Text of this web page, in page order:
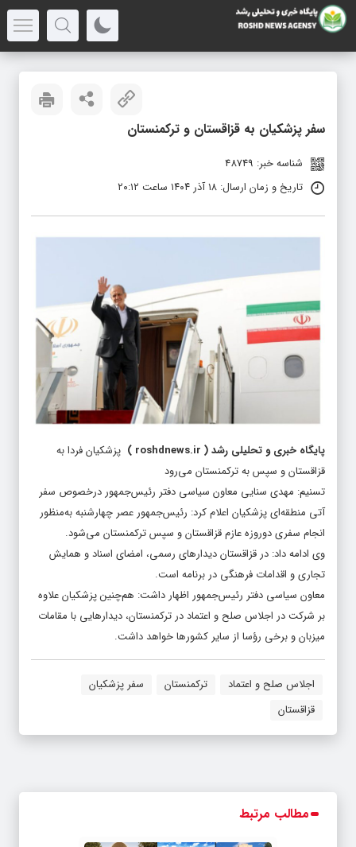
سفر پزشکیان به قزاقستان و ترکمنستان
شناسه خبر: 48749
تاریخ و زمان ارسال: ۱۸ آذر ۱۴۰۴ ساعت ۲۰:۱۲
پایگاه خبری و تحلیلی رشد(
roshdnews.ir
) پزشکیان فردا به
قزاقستان و سپس به ترکمنستان می‌رود
تسنیم: مهدی سنایی معاون سیاسی دفتر رئیس‌جمهور درخصوص سفر
آتی منطقه‌ای پزشکیان اعلام کرد: رئیس‌جمهور عصر چهارشنبه به‌منظور
انجام سفری دوروزه عازم قزاقستان و سپس ترکمنستان می‌شود.
وی ادامه داد: در قزاقستان دیدارهای رسمی، امضای اسناد و همایش
تجاری و اقدامات فرهنگی در برنامه است.
معاون سیاسی دفتر رئیس‌جمهور اظهار داشت: هم‌چنین پزشکیان علاوه‌
بر شرکت در اجلاس صلح و اعتماد در ترکمنستان، دیدارهایی با مقامات
میزبان و برخی رؤسا از سایر کشورها خواهد داشت.
اجلاس صلح و اعتماد ترکمنستان
سفر پزشکیان
قزاقستان
مطالب مرتبط